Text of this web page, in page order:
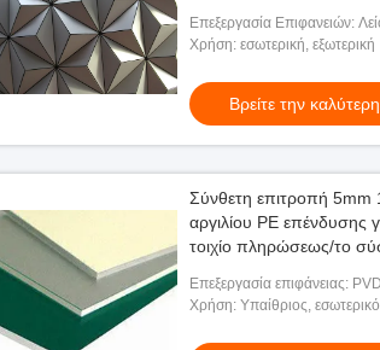
Επεξεργασία Επιφανειών:
Χρήση: εσωτερική, εξωτερική
Βρείτε την
Σύνθετη επιτροπή 5mm
αργιλίου PE επένδυσης
τοιχίο πληρώσεως/το
Επεξεργασία επιφάνειας:
ντύνεται, βουρτσισμένος,
Χρήση: Υπαίθριος,